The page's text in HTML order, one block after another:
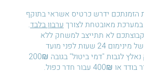
הזמנתכם ידרש כרטיס אשראי בתוקף
מאובטחת לצורךערבון בלבד.
לא תתייצב למשחק ללא
התראה של מינימום 24 שעות לפני מועד
המשחק נאלץ לגבות "דמי ביטול" בגובה 200₪
עבור חדר כפול.